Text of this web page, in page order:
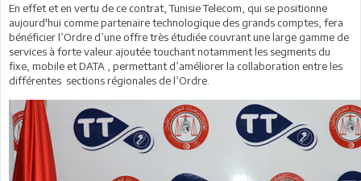
En effet et en vertu de ce contrat, Tunisie Telecom, qui se positionne
aujourd'hui comme partenaire technologique des grands comptes, fera
bénéficier l’Ordre d’une offre très étudiée couvrant une large gamme de
services à forte valeur ajoutée touchant notamment les segments du
fixe, mobile et DATA , permettant d’améliorer la collaboration entre les
différentes sections régionales de l’Ordre.